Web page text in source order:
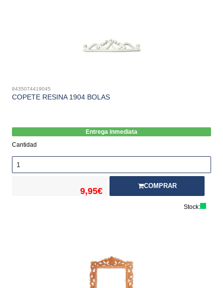
8435074419045
COPETE RESINA 1904 BOLAS
Entrega inmediata
Cantidad
9,95€
COMPRAR
Stock: